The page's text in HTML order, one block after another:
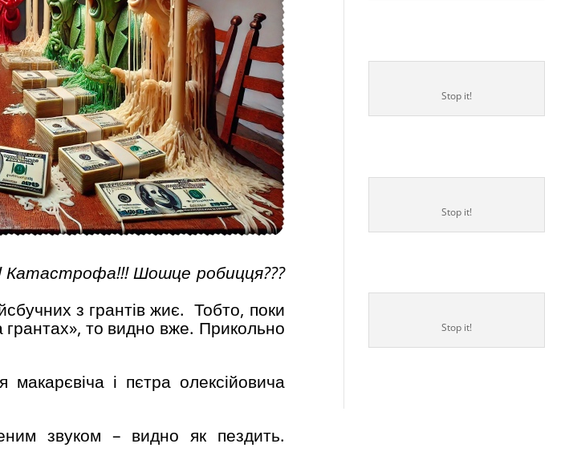
Катастрофа!!! Шошце робицця???
з грантів жиє. Тобто, поки
грантах», то видно вже. Прикольно
і пєтра олексійовича
звуком – видно як пездить.
Stop it!
Stop it!
Stop it!